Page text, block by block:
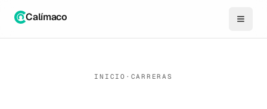
Calímaco
INICIO · CARRERAS